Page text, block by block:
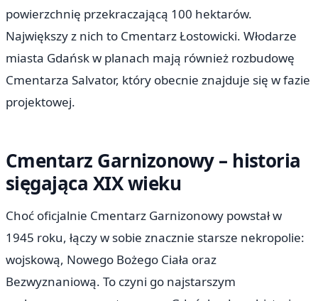
powierzchnię przekraczającą 100 hektarów.
Największy z nich to Cmentarz Łostowicki. Włodarze
miasta Gdańsk w planach mają również rozbudowę
Cmentarza Salvator, który obecnie znajduje się w fazie
projektowej.
Cmentarz Garnizonowy – historia
sięgająca XIX wieku
Choć oficjalnie Cmentarz Garnizonowy powstał w
1945 roku, łączy w sobie znacznie starsze nekropolie:
wojskową, Nowego Bożego Ciała oraz
Bezwyznaniową. To czyni go najstarszym